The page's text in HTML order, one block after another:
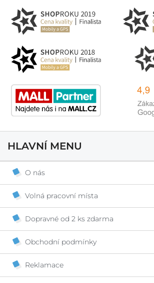
HLAVNÍ MENU
O nás
Volná pracovní místa
Dopravné od 2 ks zdarma
Obchodní podmínky
Reklamace